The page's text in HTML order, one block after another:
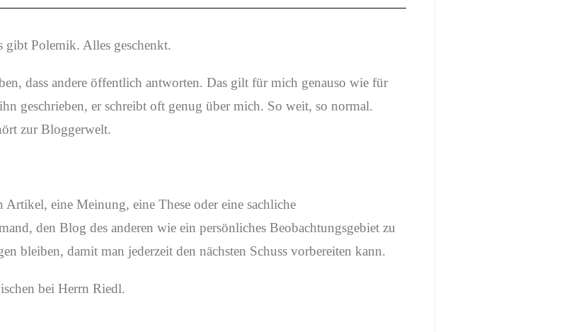
Polemik. Alles geschenkt.
dass andere öffentlich antworten. Das gilt für mich genauso wie für
geschrieben, er schreibt oft genug über mich. So weit, so normal.
zur Bloggerwelt.
eine Meinung, eine These oder eine sachliche
den Blog des anderen wie ein persönliches Beobachtungsgebiet zu
bleiben, damit man jederzeit den nächsten Schuss vorbereiten kann.
bei Herrn Riedl.